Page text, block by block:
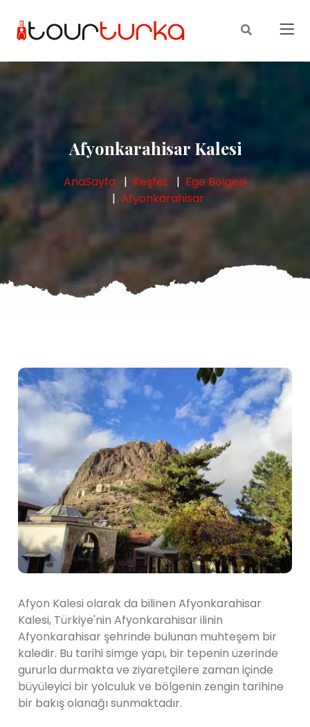
Afyonkarahisar Kalesi
AnaSayfa Keşfet
Ege Bölgesi
Afyonkarahisar
Afyon Kalesi olarak da bilinen Afyonkarahisar
Kalesi, Türkiye'nin Afyonkarahisar ilinin
Afyonkarahisar şehrinde bulunan muhteşem bir
kaledir. Bu tarihi simge yapı, bir tepenin üzerinde
gururla durmakta ve ziyaretçilere zaman içinde
büyüleyici bir yolculuk ve bölgenin zengin tarihine
bir bakış olanağı sunmaktadır.